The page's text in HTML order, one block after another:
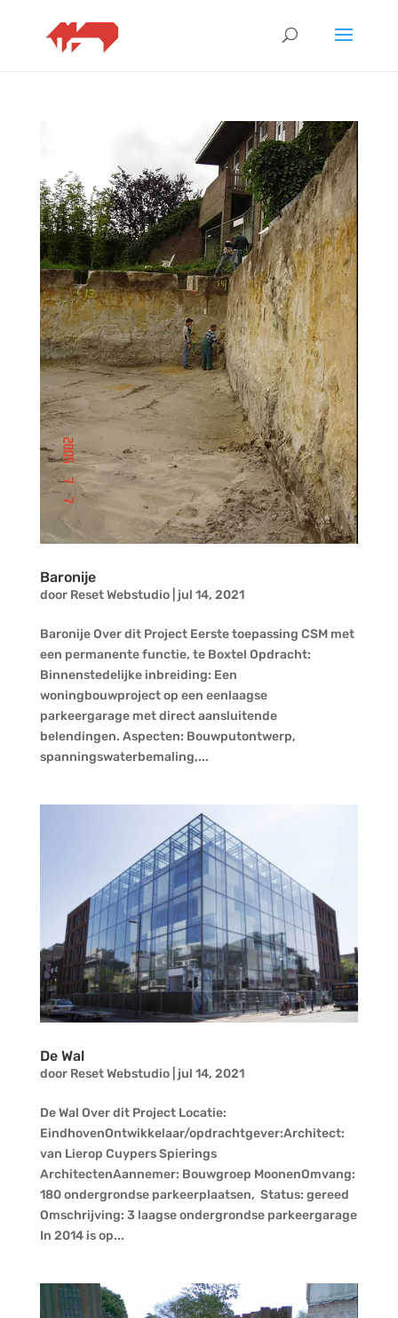
Baronije
door Reset Webstudio| jul 14, 2021
Baronije Over dit Project Eerste toepassing CSM met
een permanente functie, te Boxtel Opdracht:
Binnenstedelijke inbreiding: Een
woningbouwproject op een eenlaagse
parkeergarage met direct aansluitende
belendingen. Aspecten: Bouwputontwerp,
spanningswaterbemaling,...
De Wal
door Reset Webstudio| jul 14, 2021
De Wal Over dit Project Locatie:
EindhovenOntwikkelaar/opdrachtgever:Architect:
van Lierop Cuypers Spierings
ArchitectenAannemer: Bouwgroep MoonenOmvang:
180 ondergrondse parkeerplaatsen, Status: gereed
Omschrijving: 3 laagse ondergrondse parkeergarage
In 2014 is op...